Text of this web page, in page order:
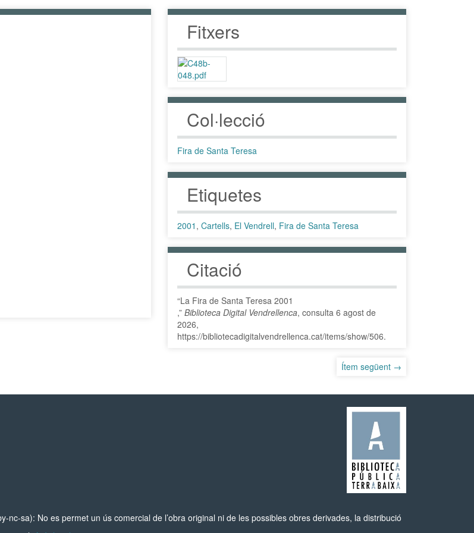
Fitxers
Col·lecció
Fira de Santa Teresa
Etiquetes
2001 ,Cartells, El Vendrell, Fira de Santa Teresa
Citació
“La Fira de Santa Teresa 2001
,”Biblioteca Digital Vendrellenca, consulta 6 agost de
2026,
https://bibliotecadigitalvendrellenca.cat/items/show/506.
Ítem següent →
nc-sa): No es permet un ús comercial de l’obra original ni de les possibles obres derivades, la distribució